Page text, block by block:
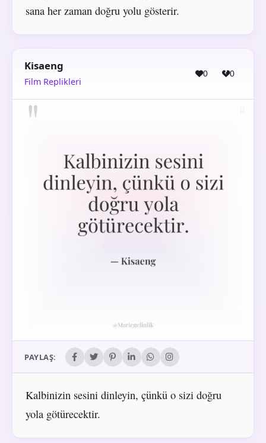
sana her zaman doğru yolu gösterir.
Kisaeng
Film Replikleri
0 0
PAYLAŞ:
Kalbinizin sesini dinleyin, çünkü o sizi doğru
yola götürecektir.